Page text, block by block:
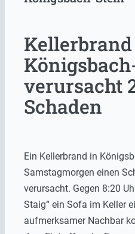
verursacht
Schaden
Ein Kellerbrand in
Samstagmorgen einen
verursacht. Gegen 8:20
Staig“ ein Sofa im Keller
aufmerksamer Nachbar